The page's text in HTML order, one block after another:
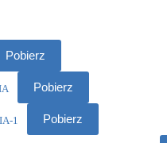
Pobierz
Pobierz
1 Pobierz